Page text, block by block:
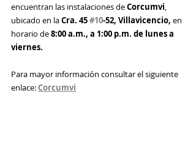
encuentran las instalaciones de Corcumvi,
ubicado en la Cra. 45 #10-52, Villavicencio, en
horario de 8:00 a.m., a 1:00 p.m. de lunes a
viernes.
Para mayor información consultar el siguiente
enlace: Corcumvi